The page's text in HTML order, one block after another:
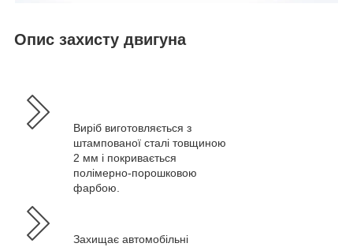
Опис захисту двигуна
Виріб виготовляється з
штампованої сталі товщиною
2 мм і покривається
полімерно-порошковою
фарбою.
Захищає автомобільні